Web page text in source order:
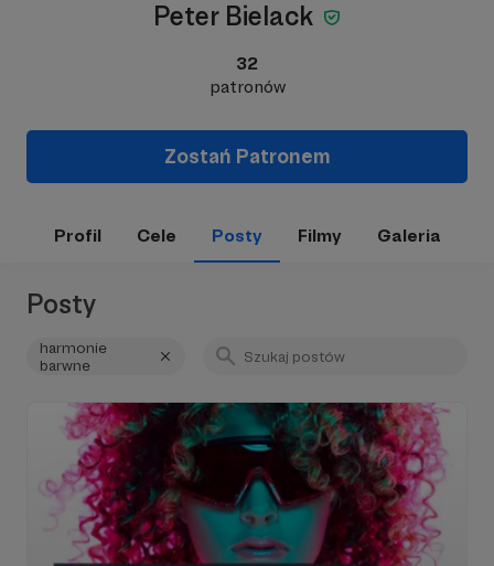
Peter Bielack
32
patronów
Zostań Patronem
Profil Cele Posty Filmy Galeria
Posty
harmonie
barwne